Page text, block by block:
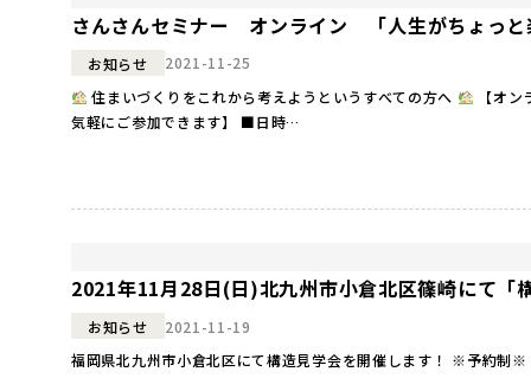
さんさんセミナー オンライン 「人生がちょっと
お知らせ
2021-11-25
住まいづくりをこれから考えようというすべての方へ
【オ
気軽にご参加できます】 ■日時…
2021年11月28日(日)北九州市小倉北区篠崎にて「
お知らせ 2021-11-19